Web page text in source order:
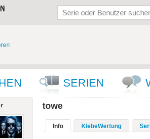
SERIEN
towe
Info KlebeWertung